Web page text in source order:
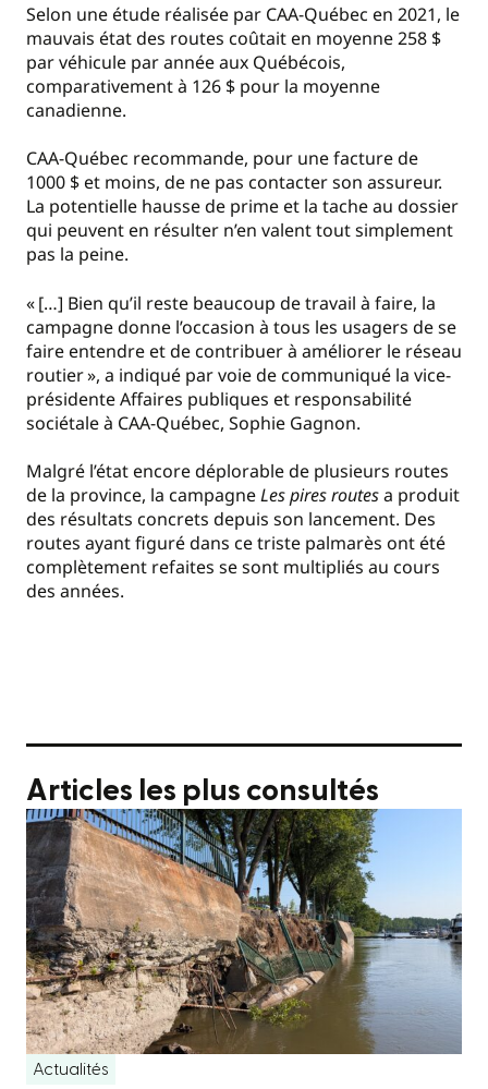
Selon une étude réalisée par CAA-Québec en 2021, le
mauvais état des routes coûtait en moyenne 258 $
par véhicule par année aux Québécois,
comparativement à 126 $ pour la moyenne
canadienne.
CAA-Québec recommande, pour une facture de
1000 $ et moins, de ne pas contacter son assureur.
La potentielle hausse de prime et la tache au dossier
qui peuvent en résulter n’en valent tout simplement
pas la peine.
« […] Bien qu’il reste beaucoup de travail à faire, la
campagne donne l’occasion à tous les usagers de se
faire entendre et de contribuer à améliorer le réseau
routier », a indiqué par voie de communiqué la vice-
présidente Affaires publiques et responsabilité
sociétale à CAA-Québec, Sophie Gagnon.
Malgré l’état encore déplorable de plusieurs routes
de la province, la campagneLes pires routesa produit
des résultats concrets depuis son lancement. Des
routes ayant figuré dans ce triste palmarès ont été
complètement refaites se sont multipliés au cours
des années.
Articles les plus consultés
Actualités